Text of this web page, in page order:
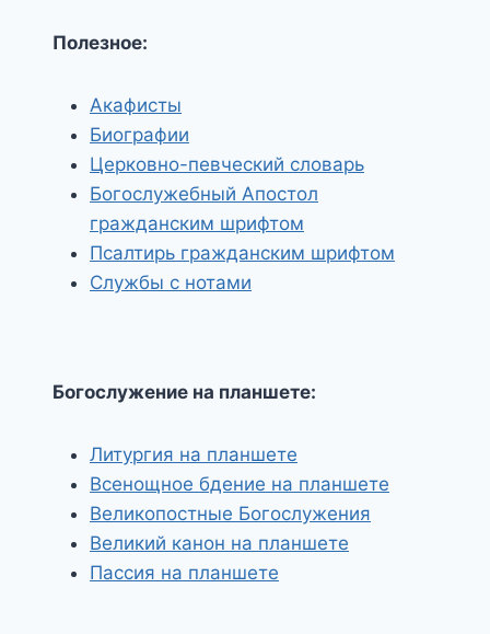
Полезное:
Акафисты
Биографии
Церковно-певческий словарь
Богослужебный Апостол
гражданским шрифтом
Псалтирь гражданским шрифтом
Службы с нотами
Богослужение на планшете:
Литургия на планшете
Всенощное бдение на планшете
Великопостные Богослужения
Великий канон на планшете
Пассия на планшете